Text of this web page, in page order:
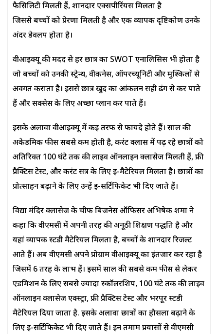
फैसिलिटी मिलती हैं, शानदार एक्सपीरिंयस मिलता है
जिससे बच्चों को प्रेरणा मिलती है और एक व्यापक दृष्टिकोण उनके
अंदर डेवलप होता है।
वीआईक्यू की मदद से हर छात्र का SWOT एनालिसिस भी होता है
जो बच्चों को उनकी स्ट्रेन्थ, वीकनेस, ऑपरच्यूनिटी और मुश्किलों से
अवगत कराता है। इससे छात्र खुद का आंकलन सही ढंग से कर पाते
हैं और सक्सेस के लिए अच्छा प्लान कर पाते हैं।
इसके अलावा वीआईक्यू में कई तरफ से फायदे होते हैं। साल की
अकेडमिक फीस सबसे कम होती है, करंट क्लास में पढ़ रहे छात्रों को
अतिरिक्त 100 घंटे तक की लाइव ऑनलाइन क्लासेज मिलती हैं, फ्री
प्रैक्टिस टेस्ट, और करंट सत्र के लिए ई-मैटेरियल मिलता है। छात्रों का
प्रोत्साहन बढ़ाने के लिए उन्हें ई-सर्टिफिकेट भी दिए जाते हैं।
विद्या मंदिर क्लासेज के चीफ बिजनेस ऑफिसर अभिषेक शर्मा ने
कहा कि वीएमसी में अपनी तरह की अनूठी शिक्षण पद्धति है और
यहां व्यापक स्टडी मैटेरियल मिलता है, बच्चों के शानदार रिजल्ट
आते हैं। अब वीएमसी अपने प्रोग्राम वीआईक्यू का इंतजार कर रहा है
जिसमें 6 तरह के लाभ हैं। इसमें साल की सबसे कम फीस से लेकर
एडमिशन के लिए सबसे ज्यादा स्कॉलरशिप, 100 घंटे तक की लाइव
ऑनलाइन क्लासेज एक्स्ट्रा, फ्री प्रैक्टिस टेस्ट और भरपूर स्टडी
मैटेरियल दिया जाता है. इसके अलावा छात्रों का हौसला बढ़ाने के
लिए ई-सर्टिफिकेट भी दिए जाते हैं। इन तमाम प्रयासों से वीएमसी